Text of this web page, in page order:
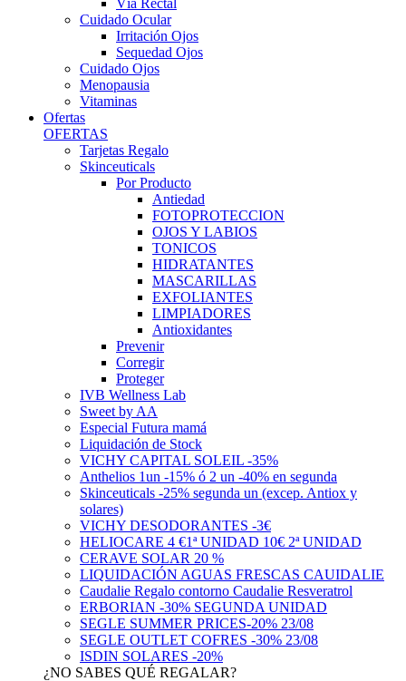
Vía Rectal
Cuidado Ocular
Irritación Ojos
Sequedad Ojos
Cuidado Ojos
Menopausia
Vitaminas
Ofertas
OFERTAS
Tarjetas Regalo
Skinceuticals
Por Producto
Antiedad
FOTOPROTECCION
OJOS Y LABIOS
TONICOS
HIDRATANTES
MASCARILLAS
EXFOLIANTES
LIMPIADORES
Antioxidantes
Prevenir
Corregir
Proteger
IVB Wellness Lab
Sweet by AA
Especial Futura mamá
Liquidación de Stock
VICHY CAPITAL SOLEIL -35%
Anthelios 1un -15% ó 2 un -40% en segunda
Skinceuticals -25% segunda un (excep. Antiox y
solares)
VICHY DESODORANTES -3€
HELIOCARE 4 €1ª UNIDAD 10€ 2ª UNIDAD
CERAVE SOLAR 20 %
LIQUIDACIÓN AGUAS FRESCAS CAUIDALIE
Caudalie Regalo contorno Caudalie Resveratrol
ERBORIAN -30% SEGUNDA UNIDAD
SEGLE SUMMER PRICES-20% 23/08
SEGLE OUTLET COFRES -30% 23/08
ISDIN SOLARES -20%
¿NO SABES QUÉ REGALAR?